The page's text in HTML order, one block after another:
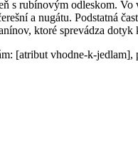
s rubínovým odleskom.
a nugátu. Podstatná
ktoré sprevádza
[atribut vhodne-k-jedlam],